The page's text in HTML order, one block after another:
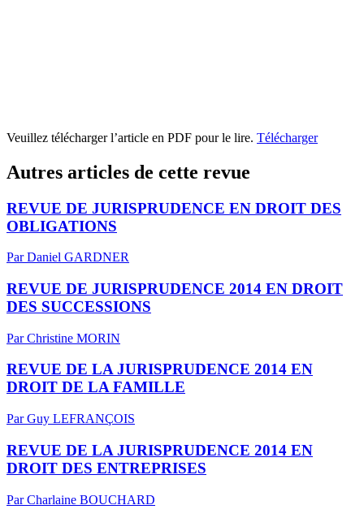
Veuillez télécharger l’article en PDF pour le lire. Télécharger
Autres articles de cette revue
REVUE DE JURISPRUDENCE EN DROIT DES
OBLIGATIONS
Par Daniel GARDNER
REVUE DE JURISPRUDENCE 2014 EN DROIT
DES SUCCESSIONS
Par Christine MORIN
REVUE DE LA JURISPRUDENCE 2014 EN
DROIT DE LA FAMILLE
Par Guy LEFRANÇOIS
REVUE DE LA JURISPRUDENCE 2014 EN
DROIT DES ENTREPRISES
Par Charlaine BOUCHARD